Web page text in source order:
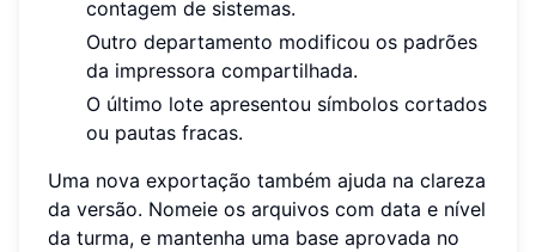
contagem de sistemas.
Outro departamento modificou os padrões
da impressora compartilhada.
O último lote apresentou símbolos cortados
ou pautas fracas.
Uma nova exportação também ajuda na clareza
da versão. Nomeie os arquivos com data e nível
da turma, e mantenha uma base aprovada no